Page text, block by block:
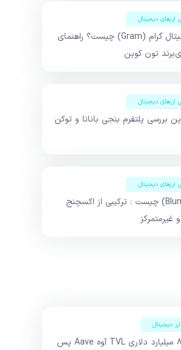
ارزهای دیجیتال
ارز دیجیتال گرام (Gram) چیست؟ راهنمای
تون کوین
ارزهای دیجیتال
بررسی پلتفرم بنجی بانانا و توکن
ارزهای دیجیتال
بلوم (Blum) چیست : ترکیبی از اکسچنج
غیرمتمرکز
ارز دیجیتال
سقوط ۸ میلیارد دلاری TVL آوه Aave پس